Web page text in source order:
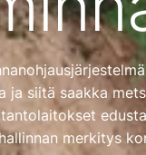
ja siitä saakka
merkitys